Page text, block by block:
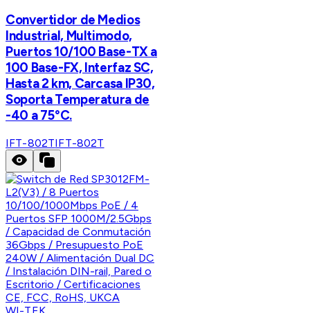
Convertidor de Medios
Industrial, Multimodo,
Puertos 10/100 Base-TX a
100 Base-FX, Interfaz SC,
Hasta 2 km, Carcasa IP30,
Soporta Temperatura de
-40 a 75°C.
IFT-802TIFT-802T